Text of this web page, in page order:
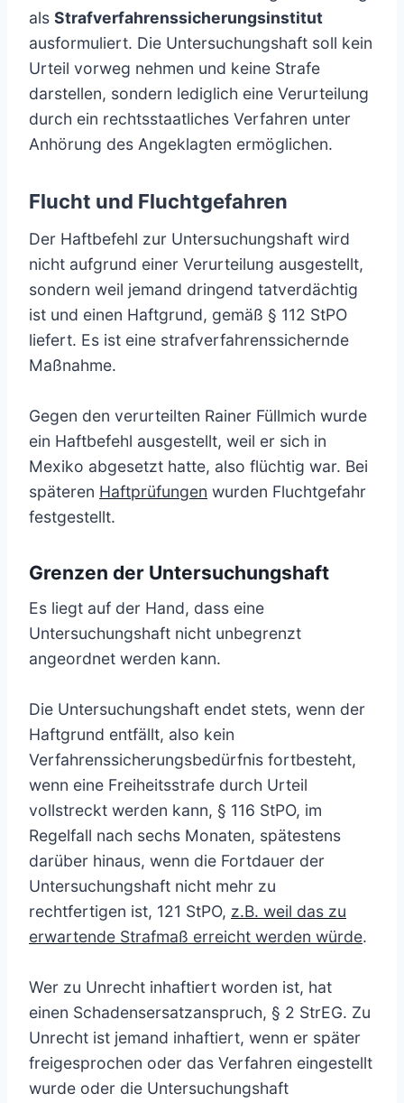
als Strafverfahrenssicherungsinstitut
ausformuliert. Die Untersuchungshaft soll kein
Urteil vorweg nehmen und keine Strafe
darstellen, sondern lediglich eine Verurteilung
durch ein rechtsstaatliches Verfahren unter
Anhörung des Angeklagten ermöglichen.
Flucht und Fluchtgefahren
Der Haftbefehl zur Untersuchungshaft wird
nicht aufgrund einer Verurteilung ausgestellt,
sondern weil jemand dringend tatverdächtig
ist und einen Haftgrund, gemäß § 112 StPO
liefert. Es ist eine strafverfahrenssichernde
Maßnahme.
Gegen den verurteilten Rainer Füllmich wurde
ein Haftbefehl ausgestellt, weil er sich in
Mexiko abgesetzt hatte, also flüchtig war. Bei
späteren Haftprüfungen wurden Fluchtgefahr
festgestellt.
Grenzen der Untersuchungshaft
Es liegt auf der Hand, dass eine
Untersuchungshaft nicht unbegrenzt
angeordnet werden kann.
Die Untersuchungshaft endet stets, wenn der
Haftgrund entfällt, also kein
Verfahrenssicherungsbedürfnis fortbesteht,
wenn eine Freiheitsstrafe durch Urteil
vollstreckt werden kann, § 116 StPO, im
Regelfall nach sechs Monaten, spätestens
darüber hinaus, wenn die Fortdauer der
Untersuchungshaft nicht mehr zu
rechtfertigen ist, 121 StPO, z.B. weil das zu
erwartende Strafmaß erreicht werden würde.
Wer zu Unrecht inhaftiert worden ist, hat
einen Schadensersatzanspruch, § 2 StrEG. Zu
Unrecht ist jemand inhaftiert, wenn er später
freigesprochen oder das Verfahren eingestellt
wurde oder die Untersuchungshaft